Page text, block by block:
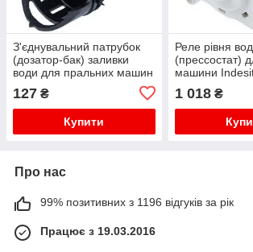
З'єднувальний патрубок
(дозатор-бак) заливки
води для пральних машин
127 ₴
Купити
Реле рівня
(прессостат)
машини
1 018₴
Про нас
99% позитивних з 1196 відгуків за рік
Працює з 19.03.2016